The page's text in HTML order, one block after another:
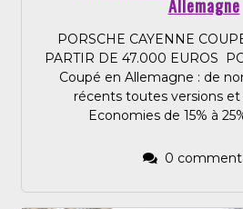
Allemagne
PORSCHE CAYENNE
PARTIR DE 47.000 EUROS
Coupé en Allemagne : de
récents toutes versions
Economies de 15% à
0